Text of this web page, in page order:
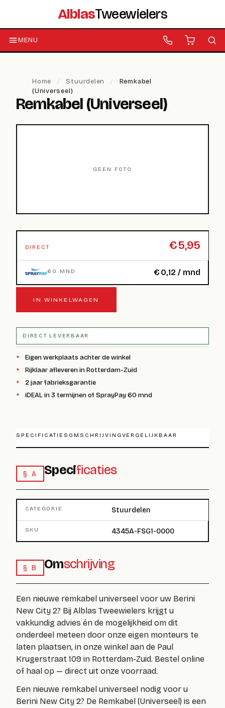
AlblasTweewielers
MENU
Home / Stuurdelen /
Remkabel
(Universeel)
Remkabel (Universeel)
GEEN FOTO
DIRECT €5,95
60 MND € 0,12 / mnd
IN WINKELWAGEN
DIRECT LEVERBAAR
Eigen werkplaats achter de winkel
Rijklaar afleveren in Rotterdam-Zuid
2 jaar fabrieksgarantie
iDEAL in 3 termijnen of SprayPay 60 mnd
SPECIFICATIES OMSCHRIJVINGVERGELIJKBAAR
§ A Specificaties
CATEGORIE Stuurdelen
SKU 4345A-FSG1-0000
§ B Omschrijving
Een nieuwe remkabel universeel voor uw Berini
New City 2? Bij Alblas Tweewielers krijgt u
vakkundig advies én de mogelijkheid om dit
onderdeel meteen door onze eigen monteurs te
laten plaatsen, in onze winkel aan de Paul
Krugerstraat 109 in Rotterdam-Zuid. Bestel online
of haal op — direct uit onze voorraad.
Een nieuwe remkabel universeel nodig voor u
Berini New City 2? De Remkabel (Universeel) is een